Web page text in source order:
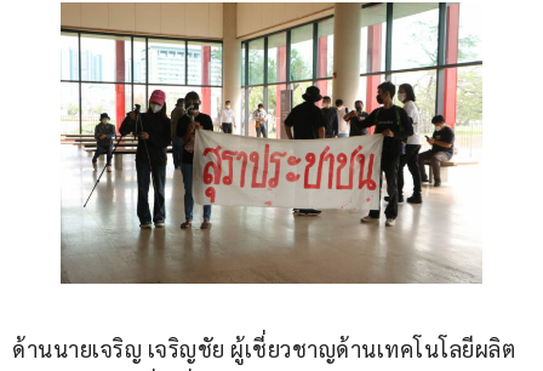
ด้านนายเจริญ เจริญชัย ผู้เชี่ยวชาญด้านเทคโนโลยีผลิต